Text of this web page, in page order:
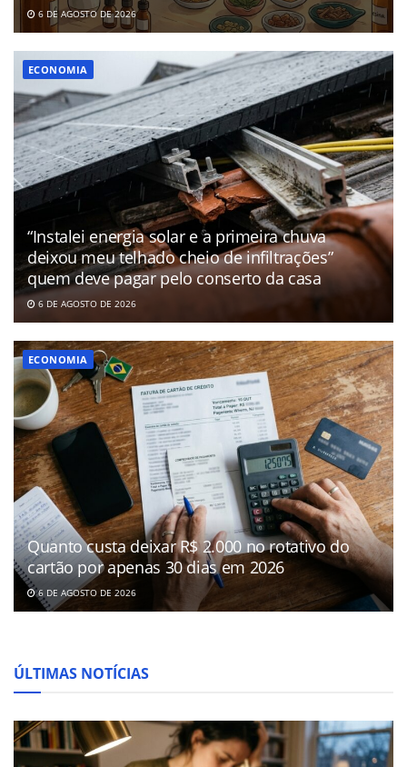
6 DE AGOSTO DE 2026
ECONOMIA
“Instalei energia solar e a primeira chuva
deixou meu telhado cheio de infiltrações”
quem deve pagar pelo conserto da casa
6 DE AGOSTO DE 2026
ECONOMIA
Quanto custa deixar R$ 2.000 no rotativo do
cartão por apenas 30 dias em 2026
6 DE AGOSTO DE 2026
ÚLTIMAS NOTÍCIAS